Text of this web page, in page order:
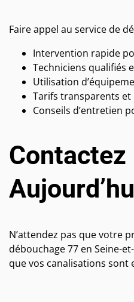
Faire appel au service de
Intervention rapide
Techniciens qualifiés
Utilisation
Tarifs transparents
Conseils d’entretien
Contactez
N’attendez pas que votre
débouchage 77 en Seine-
que vos canalisations sont